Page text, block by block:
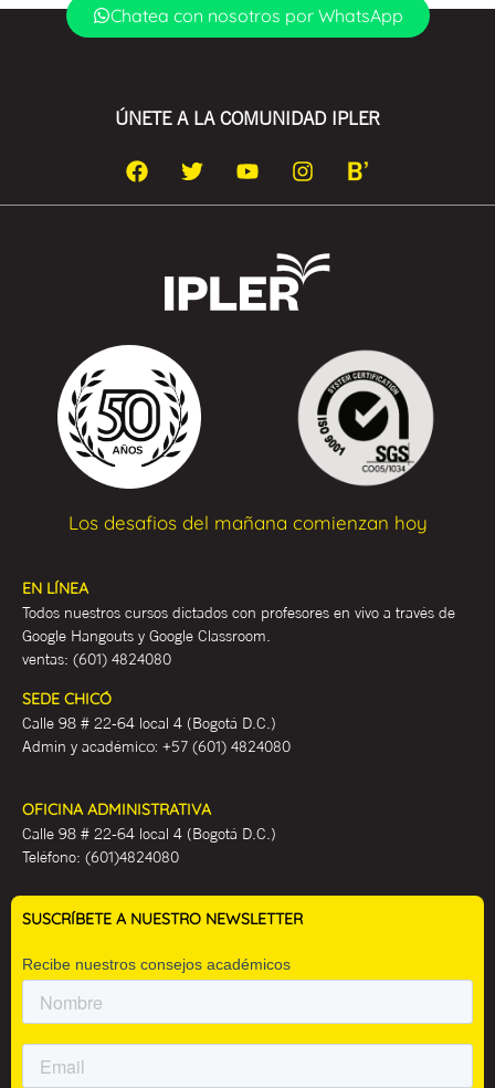
Chatea con nosotros por WhatsApp
ÚNETE A LA COMUNIDAD IPLER
Los desafios del mañana comienzan hoy
EN LÍNEA
Todos nuestros cursos dictados con profesores en vivo a través de
Google Hangouts y Google Classroom.
ventas: (601) 4824080
SEDE CHICÓ
Calle 98 # 22-64 local 4 (Bogotá D.C.)
Admin y académico: +57 (601) 4824080
OFICINA ADMINISTRATIVA
Calle 98 # 22-64 local 4 (Bogotá D.C.)
Teléfono: (601)4824080
SUSCRÍBETE A NUESTRO NEWSLETTER